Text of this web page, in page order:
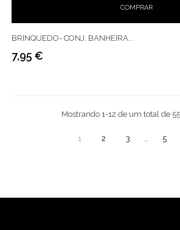
COMPRAR
BRINQUEDO- CONJ. BANHEIRA...
Preço
7,95 €
Mostrando 1-12 de um total de
1 2 3 … 5